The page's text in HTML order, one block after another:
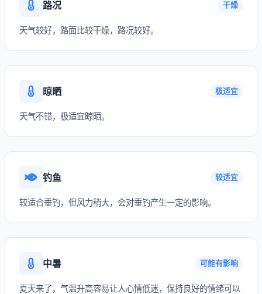
路况 干燥
天气较好，路面比较干燥，路况较好。
晾晒 极适宜
天气不错，极适宜晾晒。
钓鱼 较适宜
较适合垂钓，但风力稍大，会对垂钓产生一定的影响。
中暑 可能有影响
夏天来了，气温升高容易让人心情低迷，保持良好的情绪可以